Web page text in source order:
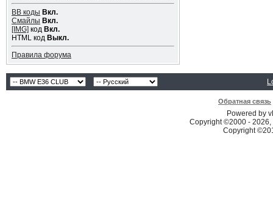
BB коды Вкл.
Смайлы Вкл.
[IMG] код Вкл.
HTML код Выкл.
Правила форума
Обратная связь
Powered by
Copyright ©2000 -
Copyright